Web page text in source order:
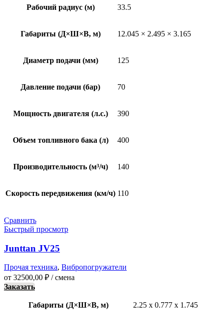
Рабочий радиус (м) 33.5
Габариты (Д×Ш×В, м) 12.045 × 2.495 × 3.165
Диаметр подачи (мм) 125
Давление подачи (бар) 70
Мощность двигателя (л.с.) 390
Объем топливного бака (л) 400
Производительность (м³/ч) 140
Скорость передвижения (км/ч) 110
Сравнить
Быстрый просмотр
Junttan JV25
Прочая техника, Вибропогружатели
от 32500,00 ₽ / смена
Заказать
Габариты (Д×Ш×В, м) 2.25 x 0.777 x 1.745